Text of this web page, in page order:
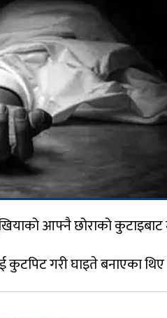
आफ्नै छोराको
कुटपिट गरी घाइते बनाएका थिए